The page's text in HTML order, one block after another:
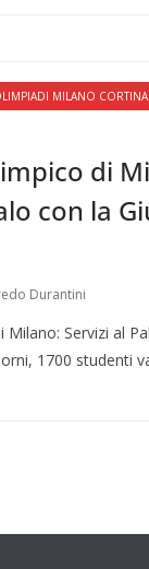
MILANO
di
con la
Durantini
Milano: Servizi al
1700 studenti